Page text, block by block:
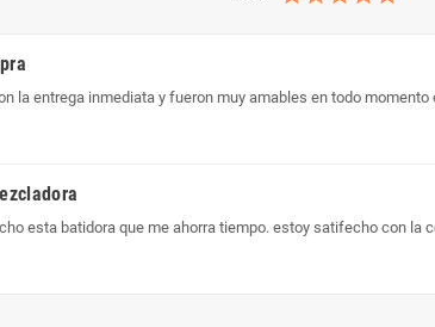
la entrega inmediata y fueron muy amables en todo
esta batidora que me ahorra tiempo. estoy satifecho con la